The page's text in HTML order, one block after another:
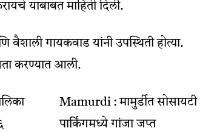
याबाबत माहिती दिली.
गायकवाड यांनी उपस्थिती होत्या.
करण्यात आली.
Mamurdi : मामुर्डीत सोसायटी
पार्किंगमध्ये गांजा जप्त